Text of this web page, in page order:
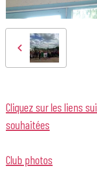
Cliquez sur les liens
souhaitées
Club photos